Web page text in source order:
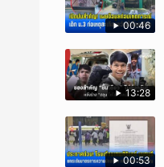
00:46
13:28
00:53